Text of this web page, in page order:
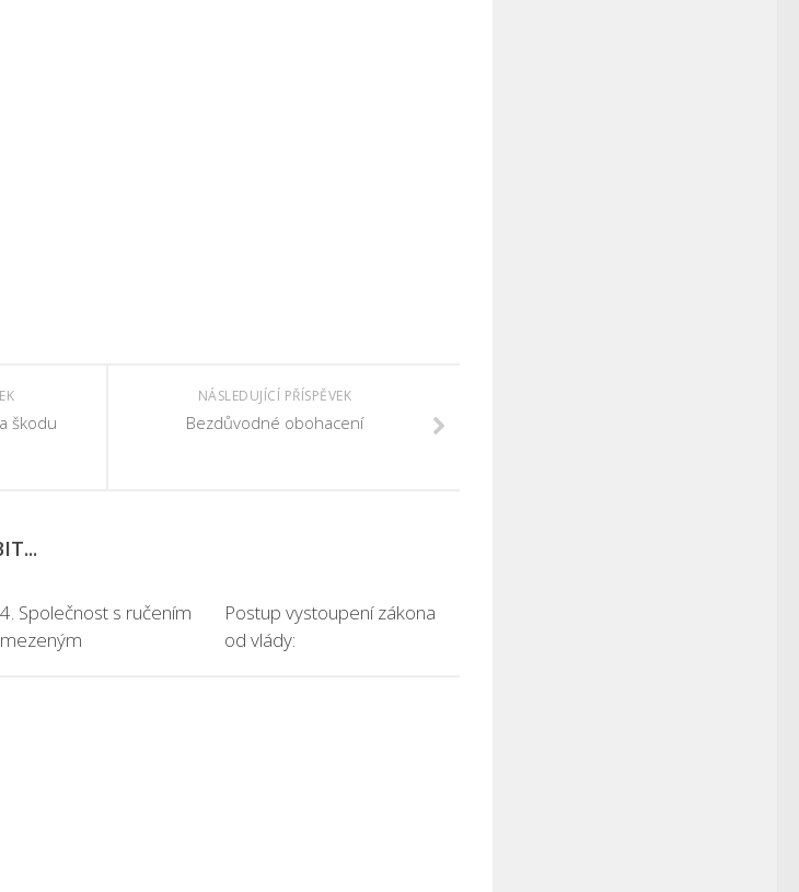
NÁSLEDUJÍCÍ PŘÍSPĚVEK
Bezdůvodné obohacení
škodu
Společnost s ručením
Postup vystoupení zákona
od vlády: